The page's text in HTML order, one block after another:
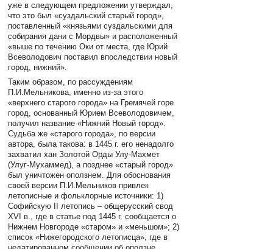
уже в следующем предложении утверждал,
что это был «суздальский старый город»,
поставленный «князьями суздальскими для
собирания дани с Мордвы» и расположенный
«выше по течению Оки от места, где Юрий
Всеволодович поставил впоследствии новый
город, нижний».
Таким образом, по рассуждениям
П.И.Мельникова, именно из-за этого
«верхнего старого города» на Гремячей горе
город, основанный Юрием Всеволодовичем,
получил название «Нижний Новый город».
Судьба же «старого города», по версии
автора, была такова: в 1445 г. его ненадолго
захватил хан Золотой Орды Улу-Махмет
(Улуг-Мухаммед), а позднее «старый город»
был уничтожен оползнем. Для обоснования
своей версии П.И.Мельников привлек
летописные и фольклорные источники: 1)
Софийскую II летопись – общерусский свод
XVI в., где в статье под 1445 г. сообщается о
Нижнем Новгороде «старом» и «меньшом»; 2)
список «Нижегородского летописца», где в